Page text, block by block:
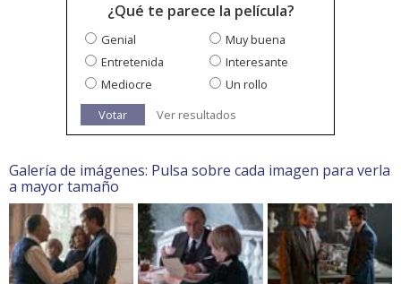
¿Qué te parece la película?
Genial
Muy buena
Entretenida
Interesante
Mediocre
Un rollo
Votar
Ver resultados
Galería de imágenes: Pulsa sobre cada imagen para verla
a mayor tamaño